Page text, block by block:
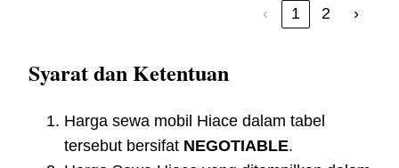
‹ 1 2 ›
Syarat dan Ketentuan
Harga sewa mobil Hiace dalam tabel
tersebut bersifat NEGOTIABLE.